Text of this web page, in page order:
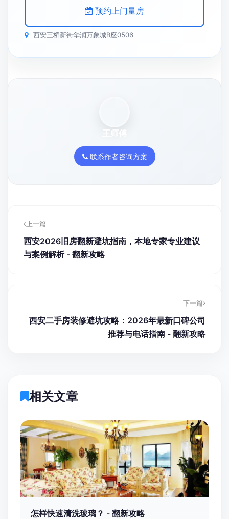
预约上门量房
西安三桥新街华润万象城B座0506
王师傅
联系作者咨询方案
上一篇
西安2026旧房翻新避坑指南，本地专家专业建议
与案例解析 - 翻新攻略
下一篇
西安二手房装修避坑攻略：2026年最新口碑公司
推荐与电话指南 - 翻新攻略
相关文章
怎样快速清洗玻璃？ - 翻新攻略